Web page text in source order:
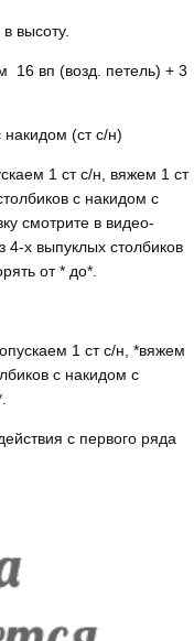
высоту.
16 вп (возд. петель) + 3
(ст с/н)
1 ст с/н, вяжем 1 ст
с накидом с
смотрите в видео-
4-х выпуклых столбиков
от * до*.
1 ст с/н, *вяжем
с накидом с
с первого ряда